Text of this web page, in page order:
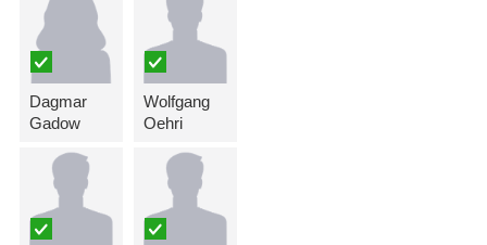
Dagmar
Gadow
Wolfgang
Oehri